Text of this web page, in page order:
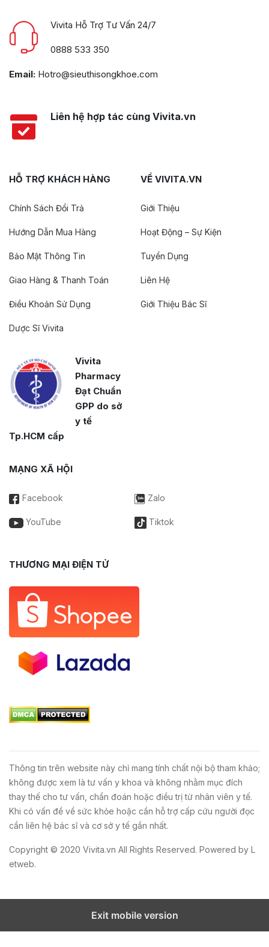
Vivita Hỗ Trợ Tư Vấn 24/7
0888 533 350
Email: Hotro@sieuthisongkhoe.com
Liên hệ hợp tác cùng Vivita.vn
HỖ TRỢ KHÁCH HÀNG
Chính Sách Đổi Trả
Hướng Dẫn Mua Hàng
Bảo Mật Thông Tin
Giao Hàng & Thanh Toán
Điều Khoản Sử Dụng
Dược Sĩ Vivita
Vivita
Pharmacy
Đạt Chuẩn
GPP do sở
y tế
Tp.HCM cấp
VỀ VIVITA.VN
Giới Thiệu
Hoạt Động – Sự Kiện
Tuyển Dụng
Liên Hệ
Giới Thiệu Bác Sĩ
MẠNG XÃ HỘI
Facebook Zalo
YouTube Tiktok
THƯƠNG MẠI ĐIỆN TỬ
Thông tin trên website này chỉ mang tính chất nội bộ tham khảo;
không được xem là tư vấn y khoa và không nhằm mục đích
thay thế cho tư vấn, chẩn đoán hoặc điều trị từ nhân viên y tế.
Khi có vấn đề về sức khỏe hoặc cần hỗ trợ cấp cứu người đọc
cần liên hệ bác sĩ và cơ sở y tế gần nhất.
Copyright © 2020 Vivita.vn All Rights Reserved. Powered by L
etweb.
Exit mobile version